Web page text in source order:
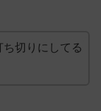
切りにしてる